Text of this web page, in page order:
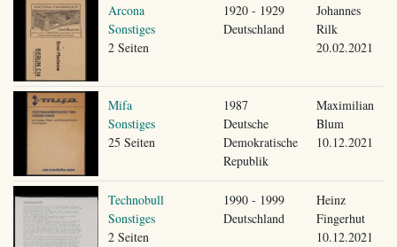
Arcona
Sonstiges
2 Seiten
1920 - 1929
Deutschland
Johannes
Rilk
20.02.2021
Mifa
Sonstiges
25 Seiten
1987
Deutsche
Demokratische
Republik
Maximilian
Blum
10.12.2021
Technobull
Sonstiges
2 Seiten
1990 - 1999
Deutschland
Heinz
Fingerhut
10.12.2021